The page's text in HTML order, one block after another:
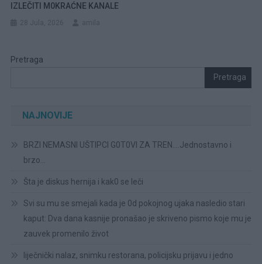
IZLEČITI M0KRAĆNE KANALE
Pretraga
Pretraga
NAJNOVIJE
BRZI NEMASNI UŠTIPCI G0T0VI ZA TREN….Jednostavno i
brzo…
Šta je diskus hernija i kak0 se leči
Svi su mu se smejali kada je 0d pokojnog ujaka nasledio stari
kaput: Dva dana kasnije pronašao je skriveno pismo koje mu je
zauvek promenilo život
liječnički nalaz, snimku restorana, policijsku prijavu i jedno